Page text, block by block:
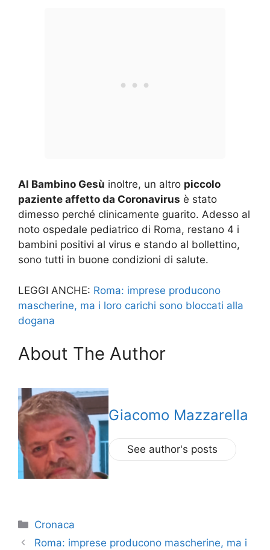
Al Bambino Gesù inoltre, un altro piccolo
paziente affetto da Coronavirus è stato
dimesso perché clinicamente guarito. Adesso al
noto ospedale pediatrico di Roma, restano 4 i
bambini positivi al virus e stando al bollettino,
sono tutti in buone condizioni di salute.
LEGGI ANCHE: Roma: imprese producono
mascherine, ma i loro carichi sono bloccati alla
dogana
About The Author
Giacomo Mazzarella
See author's posts
Categorie
Cronaca
Roma: imprese producono mascherine, ma i